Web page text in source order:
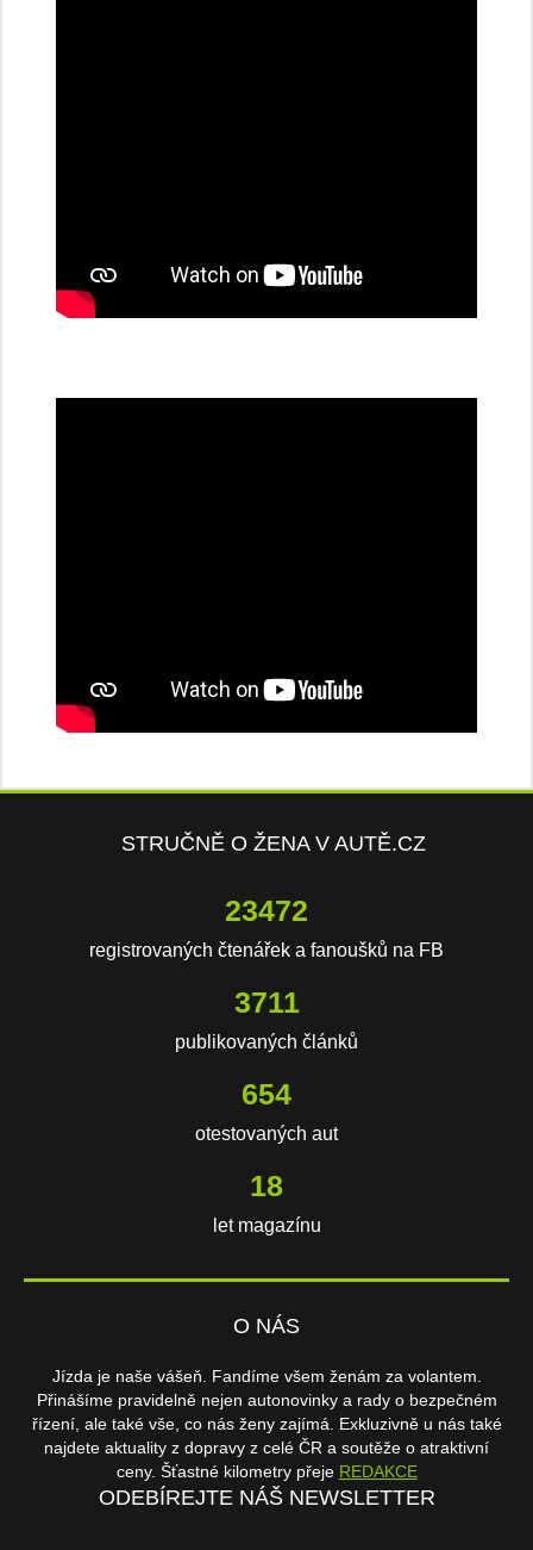
STRUČNĚ O ŽENA V AUTĚ.CZ
23472
registrovaných čtenářek a fanoušků na FB
3711
publikovaných článků
654
otestovaných aut
18
let magazínu
O NÁS
Jízda je naše vášeň. Fandíme všem ženám za volantem.
Přinášíme pravidelně nejen autonovinky a rady o bezpečném
řízení, ale také vše, co nás ženy zajímá. Exkluzivně u nás také
najdete aktuality z dopravy z celé ČR a soutěže o atraktivní
ceny. Šťastné kilometry přeje REDAKCE
ODEBÍREJTE NÁŠ NEWSLETTER